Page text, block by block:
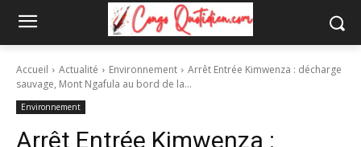
Accueil Actualité Environnement
Arrêt Entrée Kimwenza : décharge
sauvage, Mont Ngafula au bord de la...
Environnement
Arrêt Entrée Kimwenza :